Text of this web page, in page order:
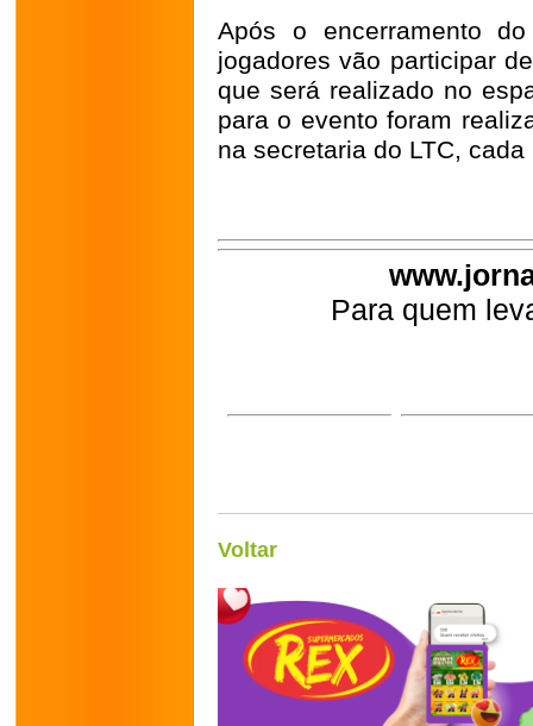
Após o encerramento
jogadores vão participar
que será realizado no
para o evento foram
na secretaria do LTC,
Para quem
Voltar